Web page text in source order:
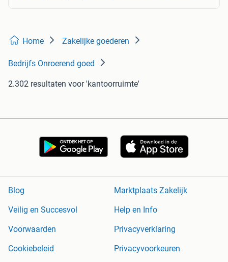
Home Zakelijke goederen
Bedrijfs Onroerend goed
2.302 resultaten voor 'kantoorruimte'
Blog
Marktplaats Zakelijk
Veilig en Succesvol
Help en Info
Voorwaarden
Privacyverklaring
Cookiebeleid
Privacyvoorkeuren